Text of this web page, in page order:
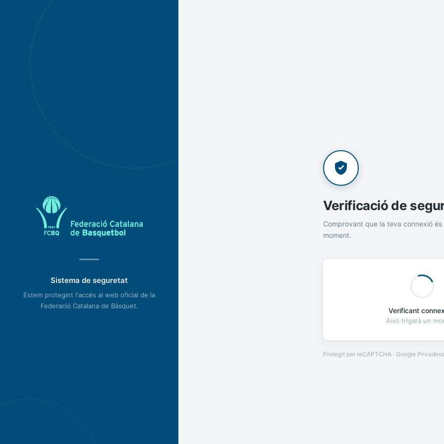
Sistema de seguretat
Estem protegint l'accés al web oficial de la
Federació Catalana de Bàsquet.
Verificació de
Comprovant que la teva connexió és
moment.
Verificant
Això trigarà un
Protegit per reCAPTCHA · Google Privadesa